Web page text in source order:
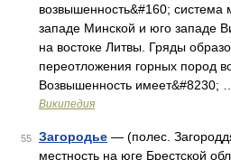
возвышенность&#160; система
западе Минской и юго западе
на востоке Литвы. Гряды
переотложения горных пород
Возвышенность имеет&#8230; …
Википедия
55 Загородье — (полес.
местность на юге Брестской